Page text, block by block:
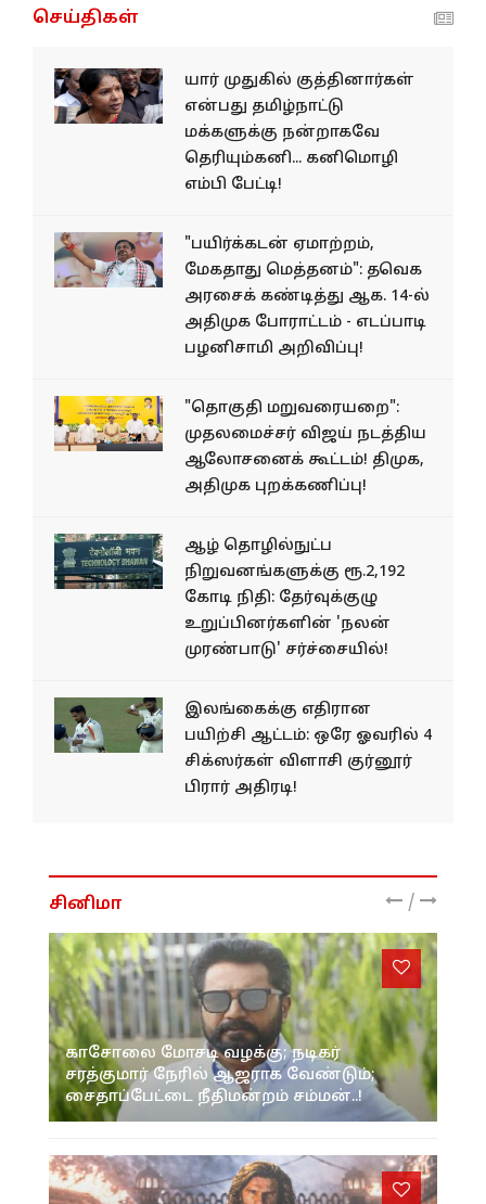
செய்திகள்
யார் முதுகில் குத்தினார்கள்
என்பது தமிழ்நாட்டு
மக்களுக்கு நன்றாகவே
தெரியும்கனி... கனிமொழி
எம்பி பேட்டி!
"பயிர்க்கடன் ஏமாற்றம்,
மேகதாது மெத்தனம்": தவெக
அரசைக் கண்டித்து ஆக. 14-ல்
அதிமுக போராட்டம் - எடப்பாடி
பழனிசாமி அறிவிப்பு!
"தொகுதி மறுவரையறை":
முதலமைச்சர் விஜய் நடத்திய
ஆலோசனைக் கூட்டம்! திமுக,
அதிமுக புறக்கணிப்பு!
ஆழ் தொழில்நுட்ப
நிறுவனங்களுக்கு ரூ.2,192
கோடி நிதி: தேர்வுக்குழு
உறுப்பினர்களின் 'நலன்
முரண்பாடு' சர்ச்சையில்!
இலங்கைக்கு எதிரான
பயிற்சி ஆட்டம்: ஒரே ஓவரில் 4
சிக்ஸர்கள் விளாசி குர்னூர்
பிரார் அதிரடி!
சினிமா /
காசோலை மோசடி வழக்கு; நடிகர்
சரத்குமார் நேரில் ஆஜராக வேண்டும்;
சைதாப்பேட்டை நீதிமன்றம் சம்மன்..!